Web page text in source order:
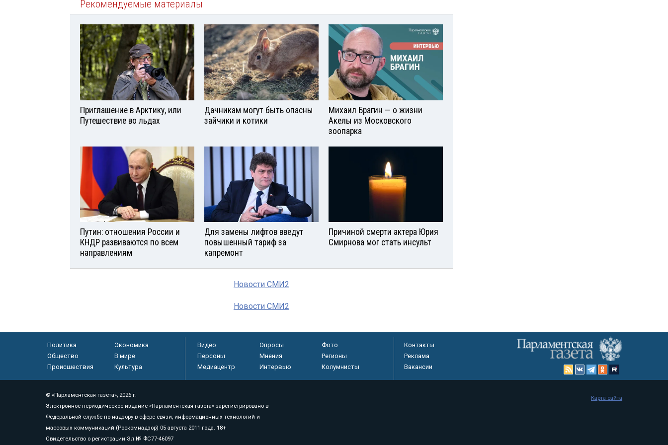
Рекомендуемые материалы
Приглашение в Арктику, или
Путешествие во льдах
Дачникам могут быть опасны
зайчики и котики
Михаил Брагин — о жизни
Акелы из Московского
зоопарка
Путин: отношения России и
КНДР развиваются по всем
направлениям
Для замены лифтов введут
повышенный тариф за
капремонт
Причиной смерти актера Юрия
Смирнова мог стать инсульт
Новости СМИ2
Новости СМИ2
Политика
Экономика
Общество
В мире
Происшествия
Культура
Видео Опросы
Фото
Персоны
Мнения
Регионы
Медиацентр
Интервью Колумнисты
Контакты
Реклама
Вакансии
© «Парламентская газета», 2026 г.
Электронное периодическое издание «Парламентская газета» зарегистрировано в
Федеральной службе по надзору в сфере связи, информационных технологий и
массовых коммуникаций (Роскомнадзор) 05 августа 2011 года. 18+
Свидетельство о регистрации Эл № ФС77-46097
Карта сайта